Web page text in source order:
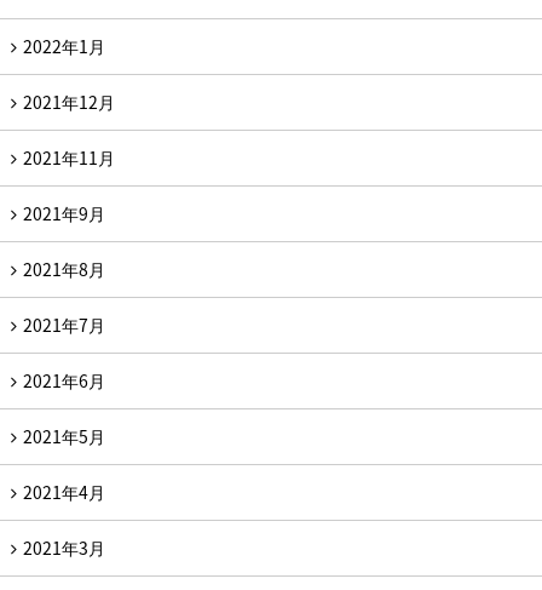
2022年1月
2021年12月
2021年11月
2021年9月
2021年8月
2021年7月
2021年6月
2021年5月
2021年4月
2021年3月